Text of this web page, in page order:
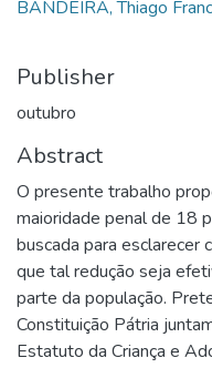
BANDEIRA, Thiago
Publisher
outubro
Abstract
O presente trabalho
maioridade penal de 18
buscada para esclarecer
que tal redução seja
parte da população.
Constituição Pátria
Estatuto da Criança e